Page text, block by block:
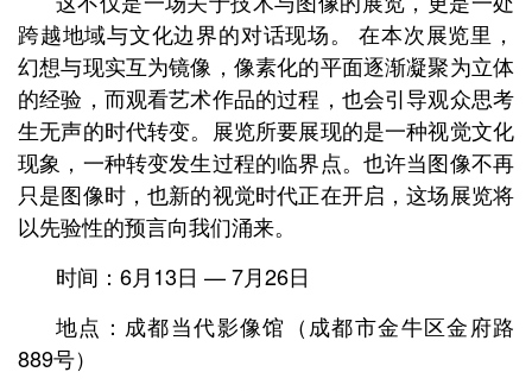
跨越地域与文化边界的对话现场。 在本次展览里，
幻想与现实互为镜像，像素化的平面逐渐凝聚为立体
的经验，而观看艺术作品的过程，也会引导观众思考
生无声的时代转变。展览所要展现的是一种视觉文化
现象，一种转变发生过程的临界点。也许当图像不再
只是图像时，也新的视觉时代正在开启，这场展览将
以先验性的预言向我们涌来。
时间：6月13日 — 7月26日
地点：成都当代影像馆 （成都市金牛区金府路
889号）